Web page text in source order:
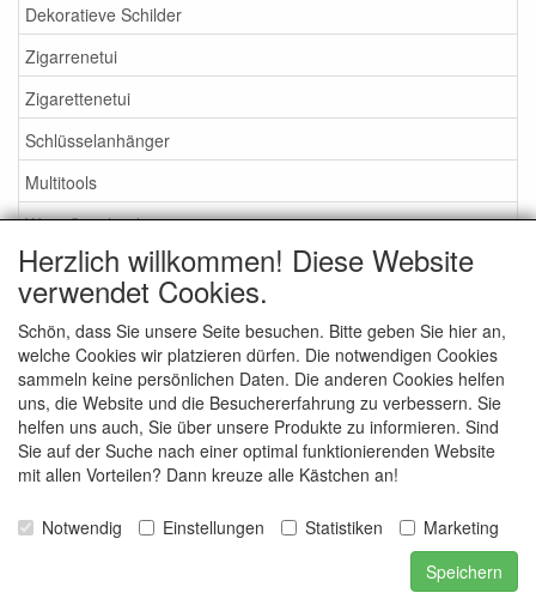
Dekoratieve Schilder
Zigarrenetui
Zigarettenetui
Schlüsselanhänger
Multitools
Wein Geschenke
Flachmänner
Zippo Feuerzeuge
Suche
Was suchen Sie?
Herzlich willkommen! Diese Website
verwendet Cookies.
Schön, dass Sie unsere Seite besuchen. Bitte geben Sie hier an,
welche Cookies wir platzieren dürfen. Die notwendigen Cookies
sammeln keine persönlichen Daten. Die anderen Cookies helfen
uns, die Website und die Besuchererfahrung zu verbessern. Sie
helfen uns auch, Sie über unsere Produkte zu informieren. Sind
Sie auf der Suche nach einer optimal funktionierenden Website
mit allen Vorteilen? Dann kreuze alle Kästchen an!
Notwendig Einstellungen Statistiken
Marketing
Speichern